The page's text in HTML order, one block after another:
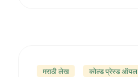
मराठी लेख कोल्ड प्रेस्ड ऑयल